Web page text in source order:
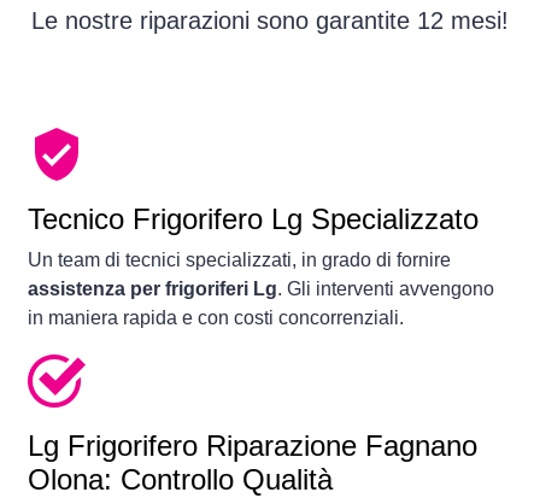
Le nostre riparazioni sono garantite 12 mesi!
Tecnico Frigorifero Lg Specializzato
Un team di tecnici specializzati, in grado di fornire
assistenza per frigoriferi Lg. Gli interventi avvengono
in maniera rapida e con costi concorrenziali.
Lg Frigorifero Riparazione Fagnano
Olona: Controllo Qualità